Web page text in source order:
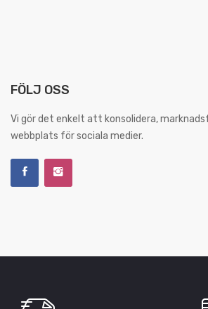
FÖLJ OSS
Vi gör det enkelt att konsolidera,
webbplats för sociala medier.